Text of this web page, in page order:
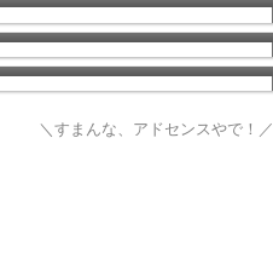
市の怖い話
市の怖い話
＼すまんな、アドセンスやで！／